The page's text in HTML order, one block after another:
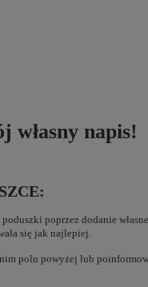
własny napis!
poprzez dodanie
się jak najlepiej.
polu powyżej lub